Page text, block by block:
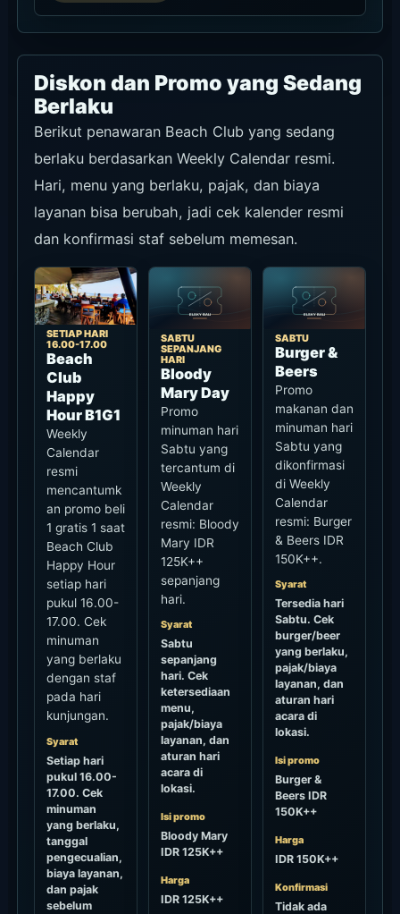
Diskon dan Promo yang Sedang
Berlaku
Berikut penawaran Beach Club yang sedang
berlaku berdasarkan Weekly Calendar resmi.
Hari, menu yang berlaku, pajak, dan biaya
layanan bisa berubah, jadi cek kalender resmi
dan konfirmasi staf sebelum memesan.
SETIAP HARI
16.00-17.00
Beach
Club
Happy
Hour B1G1
Weekly
Calendar
resmi
mencantumk
an promo beli
1 gratis 1 saat
Beach Club
Happy Hour
setiap hari
pukul 16.00-
17.00. Cek
minuman
yang berlaku
dengan staf
pada hari
kunjungan.
Syarat
Setiap hari
pukul 16.00-
17.00. Cek
minuman
yang berlaku,
tanggal
pengecualian,
biaya layanan,
dan pajak
sebelum
SABTU
SEPANJANG
HARI
Bloody
Mary Day
Promo
minuman hari
Sabtu yang
tercantum di
Weekly
Calendar
resmi: Bloody
Mary IDR
125K++
sepanjang
hari.
Syarat
Sabtu
sepanjang
hari. Cek
ketersediaan
menu,
pajak/biaya
layanan, dan
aturan hari
acara di
lokasi.
Isi promo
Bloody Mary
IDR 125K++
Harga
IDR 125K++
SABTU
Burger &
Beers
Promo
makanan dan
minuman hari
Sabtu yang
dikonfirmasi
di Weekly
Calendar
resmi: Burger
& Beers IDR
150K++.
Syarat
Tersedia hari
Sabtu. Cek
burger/beer
yang berlaku,
pajak/biaya
layanan, dan
aturan hari
acara di
lokasi.
Isi promo
Burger &
Beers IDR
150K++
Harga
IDR 150K++
Konfirmasi
Tidak ada